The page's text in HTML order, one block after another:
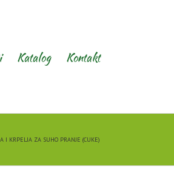
Katalog Kontakt
I KRPELJA ZA SUHO PRANJE (CUKE)